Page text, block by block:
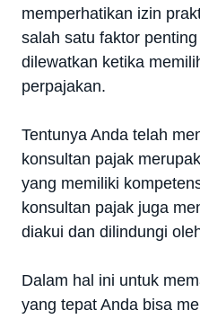
memperhatikan izin
salah satu faktor
dilewatkan ketika
perpajakan.
Tentunya Anda telah
konsultan pajak
yang memiliki
konsultan pajak juga
diakui dan dilindungi
Dalam hal ini untuk
yang tepat Anda bisa